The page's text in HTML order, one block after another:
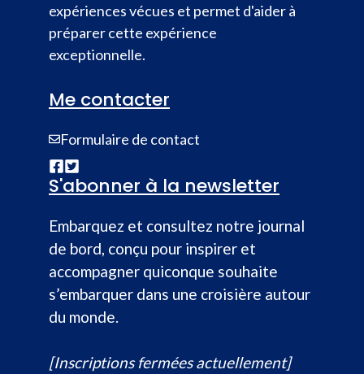
expériences vécues et permet d'aider à
préparer cette expérience
exceptionnelle.
Me contacter
Formulaire de contact
S'abonner à la newsletter
Embarquez et consultez notre journal
de bord, conçu pour inspirer et
accompagner quiconque souhaite
s’embarquer dans une croisière autour
du monde.
[Inscriptions fermées actuellement]